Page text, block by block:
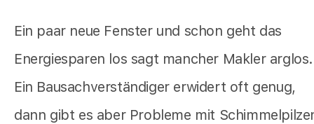
Ein paar neue Fenster und schon geht das
Energiesparen los sagt mancher Makler arglos.
Ein Bausachverständiger erwidert oft genug,
dann gibt es aber Probleme mit